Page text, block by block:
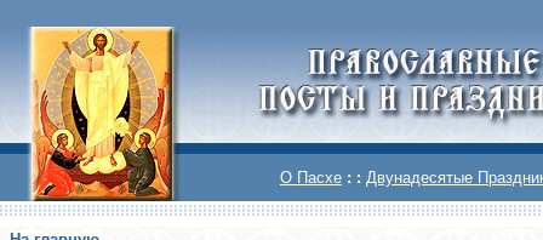
О Пасхе : : Двунадесятые